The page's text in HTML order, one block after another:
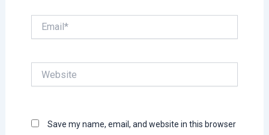
Save my name, email, and website in this browser